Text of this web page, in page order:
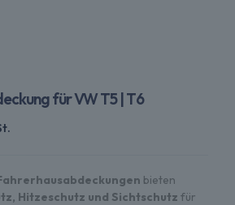
für VW T5 | T6
bieten
Hitzeschutz und Sichtschutz für